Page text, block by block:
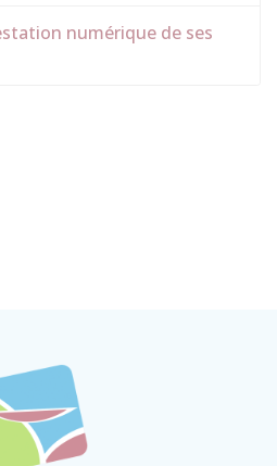
numérique de ses